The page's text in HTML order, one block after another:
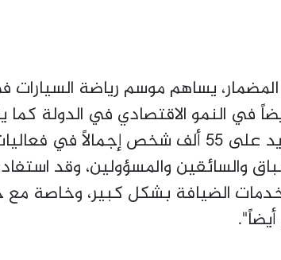
يساهم موسم رياضة
في النمو الاقتصادي في الدولة
"شارك ما يزيد على 55 ألف شخص إجمالاً
والسائقين والمسؤولين، وقد
الضيافة بشكل كبير، وخاصة مع